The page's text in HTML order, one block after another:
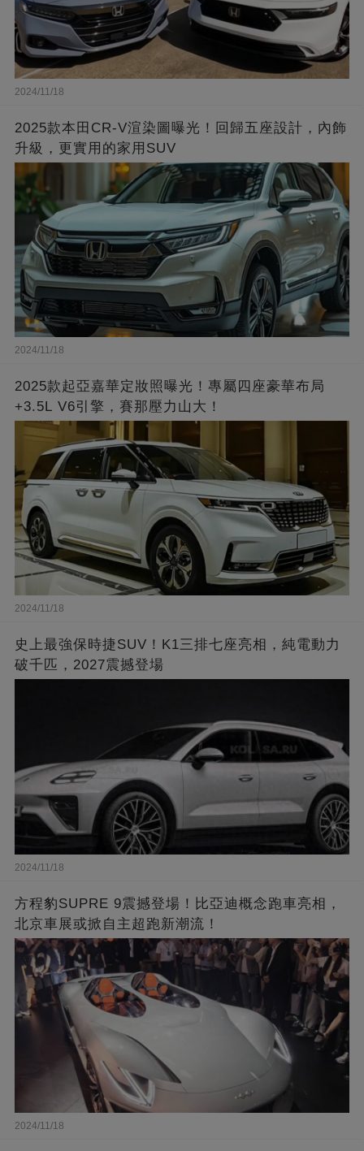
2024/11/18
2025款本田CR-V渲染圖曝光！回歸五座設計，內飾
升級，更實用的家用SUV
2024/11/18
2025款起亞嘉華定妝照曝光！專屬四座豪華布局
+3.5L V6引擎，賽那壓力山大！
2024/11/18
史上最強保時捷SUV！K1三排七座亮相，純電動力
破千匹，2027震撼登場
2024/11/18
方程豹SUPRE 9震撼登場！比亞迪概念跑車亮相，
北京車展或掀自主超跑新潮流！
2024/11/18